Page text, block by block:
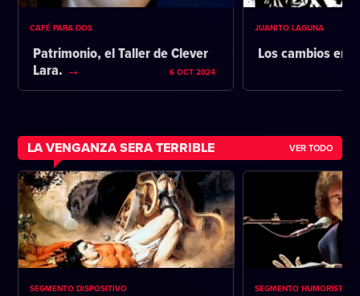
CAFÉ PARA DOS
Patrimonio, el Taller de Clever
Lara.
6 OCT 2024
JUANITO LAGUNA
Los cambios en
LA VENGANZA SERA TERRIBLE VER TODO
SEGMENTO DISPOSITIVO SEGMENTO HUMORÍSTICO